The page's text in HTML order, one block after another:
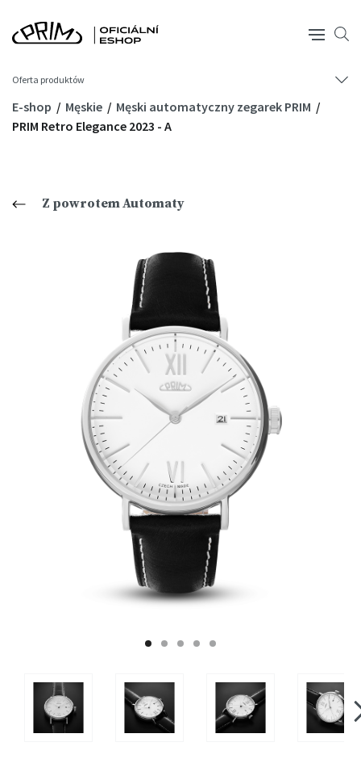
Oferta produktów
E-shop Męskie
Męski automatyczny zegarek PRIM
PRIM Retro Elegance 2023 - A
Z powrotem Automaty